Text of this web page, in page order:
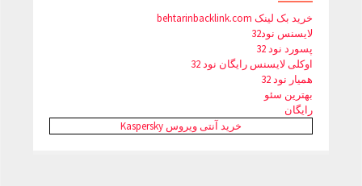
خرید بک لینک behtarinbacklink.com
لایسنس نود32
پسورد نود 32
اوکلی لایسنس رایگان نود 32
همیار نود 32
بهترین سئو
رایگان
خرید آنتی ویروس Kaspersky